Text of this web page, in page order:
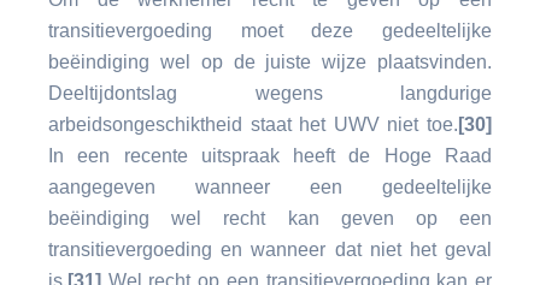
transitievergoeding moet deze gedeeltelijke
beëindiging wel op de juiste wijze plaatsvinden.
Deeltijdontslag wegens langdurige
arbeidsongeschiktheid staat het UWV niet toe. [30]
In een recente uitspraak heeft de Hoge Raad
aangegeven wanneer een gedeeltelijke
beëindiging wel recht kan geven op een
transitievergoeding en wanneer dat niet het geval
is. [31] Wel recht op een transitievergoeding kan er